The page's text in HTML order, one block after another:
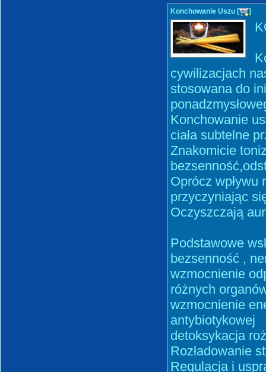
Konchowanie Uszu [ ]
cywilizacjach
stosowana do
Konchowanie
ciała subtelne
Znakomicie
Oprócz wpływu
przyczyniając
Oczyszczają
Podstawowe
bezsenność ,
wzmocnienie
różnych
wzmocnienie
antybiotykowej
detoksykacja
Rozładowanie
Regulacja i